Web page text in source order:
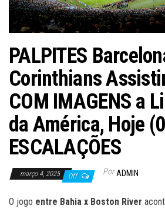
PALPITES
Corinthians
COM IMAGENS a
da América, Hoje
ESCALAÇÕES
março 4, 2025 Off Por ADMIN
O jogo entre Bahia x Boston River